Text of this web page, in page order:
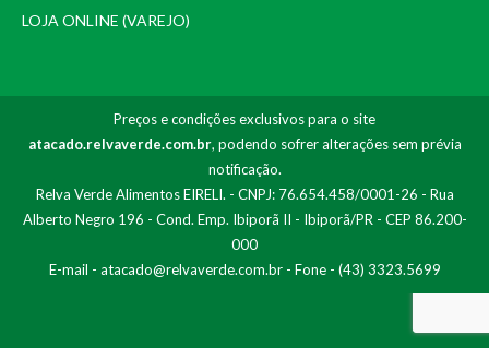
LOJA ONLINE (VAREJO)
Preços e condições exclusivos para o site
atacado.relvaverde.com.br, podendo sofrer alterações sem prévia
notificação.
Relva Verde Alimentos EIRELI. - CNPJ: 76.654.458/0001-26 - Rua
Alberto Negro 196 - Cond. Emp. Ibiporã II - Ibiporã/PR - CEP 86.200-
000
E-mail - atacado@relvaverde.com.br- Fone - (43) 3323.5699